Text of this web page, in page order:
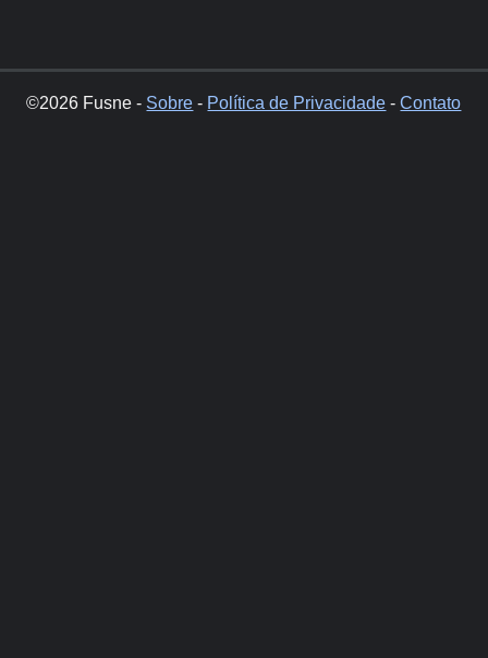
©2026 Fusne - Sobre - Política de Privacidade -Contato